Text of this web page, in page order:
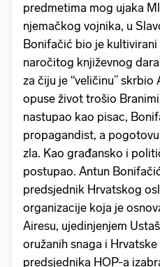
predmetima mog ujaka
njemačkog vojnika, u
Bonifačić bio je
naročitog književnog
za čiju je “veličinu” skrbio
opuse život trošio
nastupao kao pisac,
propagandist, a
zla. Kao građansko i
postupao. Antun
predsjednik Hrvatskog
organizacije koja je
Airesu, ujedinjenjem
oružanih snaga i
predsjednika HOP-a